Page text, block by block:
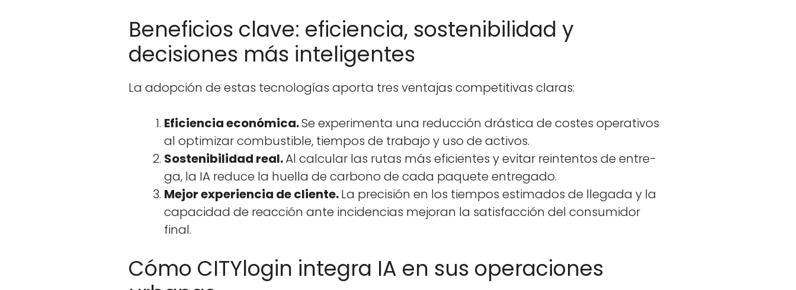
Beneficios clave: eficiencia, sostenibilidad y
decisiones más inteligentes
La adop­ción de estas tec­nologías apor­ta tres ven­ta­jas com­pet­i­ti­vas claras:
Efi­cien­cia económi­ca.Se exper­i­men­ta una reduc­ción drás­ti­ca de costes oper­a­tivos
al opti­mizar com­bustible, tiem­pos de tra­ba­jo y uso de activos.
Sosteni­bil­i­dad real.Al cal­cu­lar las rutas más efi­cientes y evi­tar rein­ten­tos de entre­
ga, la IA reduce la huel­la de car­bono de cada paque­te entre­ga­do.
Mejor expe­ri­en­cia de cliente.La pre­cisión en los tiem­pos esti­ma­dos de lle­ga­da y la
capaci­dad de reac­ción ante inci­den­cias mejo­ran la sat­is­fac­ción del con­sum­i­dor
final.
Cómo CITYlogin integra IA en sus operaciones